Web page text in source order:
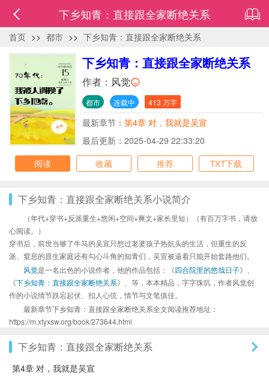
下乡知青：直接跟全家断绝关系
首页 >> 都市 >> 下乡知青：直接跟全家断绝关系
下乡知青：直接跟全家断绝关系
作者： 风觉
都市 连载中 413 万字
最新章节： 第4章 对，我就是吴宣
最后更新：2025-04-29 22:33:20
阅读
收藏 推荐 TXT下载
下乡知青：直接跟全家断绝关系小说简介
（年代+穿书+反派重生+悠闲+空间+爽文+家长里短）（有百万字书，请放
心阅读。）
穿书后，前世当够了牛马的吴宣只想过老婆孩子热炕头的生活，但重生的反
派、窒息的原生家庭还有勾心斗角的知青们，吴宣被逼着只能开始套路他们。
风觉是一名出色的小说作者，他的作品包括：《四合院里的悠哉日子》、
《下乡知青：直接跟全家断绝关系》、等，本本精品，字字珠玑，作者风觉创
作的小说情节跌宕起伏、扣人心弦，情节与文笔俱佳。
最新章节下乡知青：直接跟全家断绝关系全文阅读推荐地址：
https://m.xtyxsw.org/book/273644.html
下乡知青：直接跟全家断绝关系
第4章 对，我就是吴宣